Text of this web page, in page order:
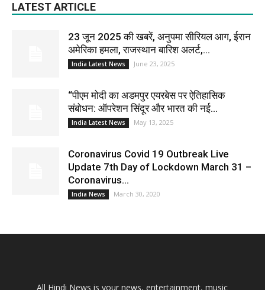
LATEST ARTICLE
23 जून 2025 की खबरें, अनुपमा सीरियल आग, ईरान
अमेरिका हमला, राजस्थान बारिश अलर्ट,...
India Latest News June 23, 2025
“पीएम मोदी का अडमपुर एयरबेस पर ऐतिहासिक
संबोधन: ऑपरेशन सिंदूर और भारत की नई...
India Latest News May 13, 2025
Coronavirus Covid 19 Outbreak Live
Update 7th Day of Lockdown March 31 –
Coronavirus...
India News March 30, 2020
All Hindi News is your news, entertainment, music